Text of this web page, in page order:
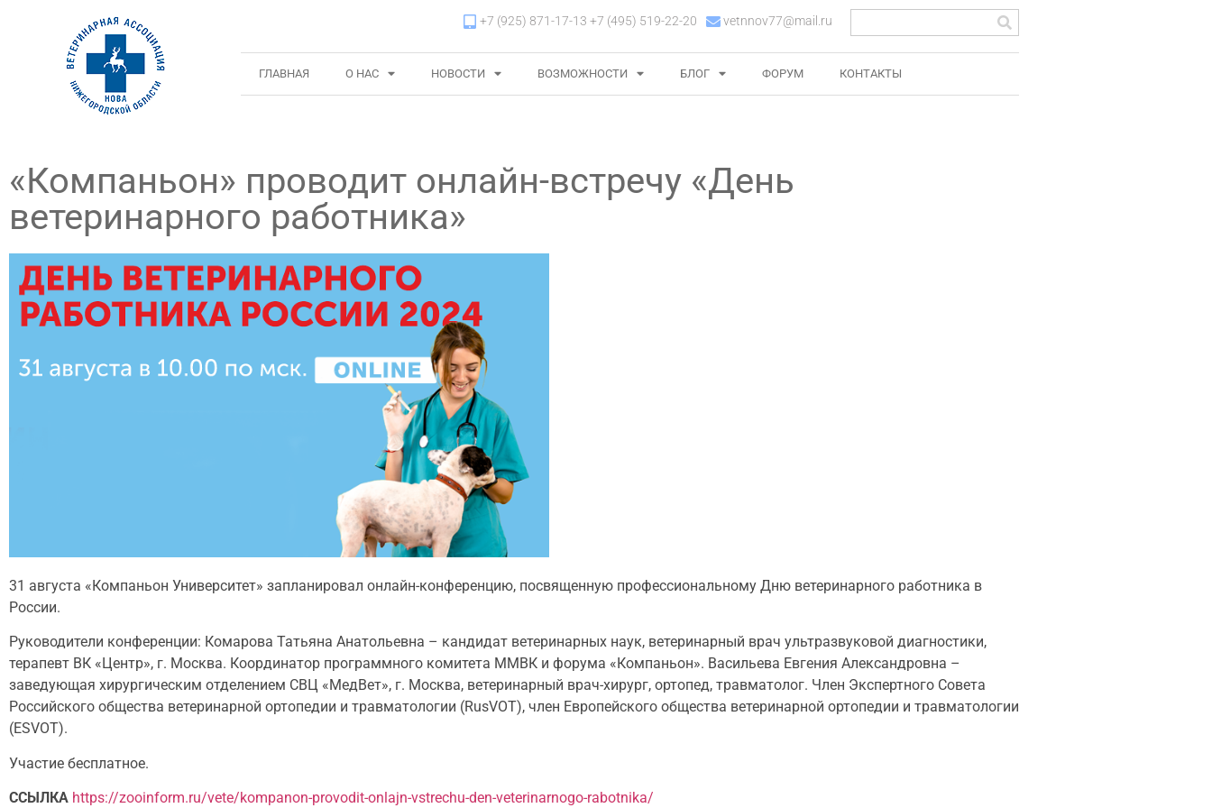
+7 (925) 871-17-13 +7 (495) 519-22-20 vetnnov77@mail.ru
ГЛАВНАЯ О НАС НОВОСТИ ВОЗМОЖНОСТИ БЛОГ ФОРУМ КОНТАКТЫ
«Компаньон» проводит онлайн-встречу «День
ветеринарного работника»
31 августа «Компаньон Университет» запланировал онлайн-конференцию, посвященную профессиональному Дню ветеринарного работника в
России.
Руководители конференции: Комарова Татьяна Анатольевна – кандидат ветеринарных наук, ветеринарный врач ультразвуковой диагностики,
терапевт ВК «Центр», г. Москва. Координатор программного комитета ММВК и форума «Компаньон». Васильева Евгения Александровна –
заведующая хирургическим отделением СВЦ «МедВет», г. Москва, ветеринарный врач-хирург, ортопед, травматолог. Член Экспертного Совета
Российского общества ветеринарной ортопедии и травматологии (RusVOT), член Европейского общества ветеринарной ортопедии и травматологии
(ESVOT).
Участие бесплатное.
ССЫЛКА https://zooinform.ru/vete/kompanon-provodit-onlajn-vstrechu-den-veterinarnogo-rabotnika/